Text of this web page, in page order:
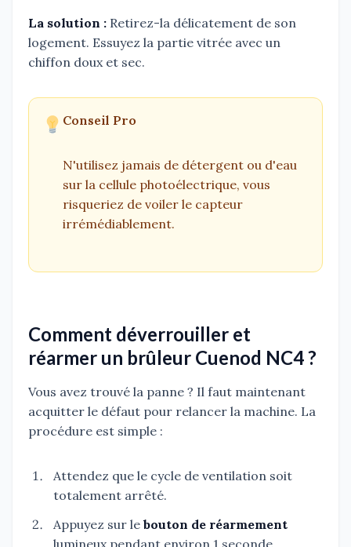
La solution : Retirez-la délicatement de son
logement. Essuyez la partie vitrée avec un
chiffon doux et sec.
Conseil Pro
N'utilisez jamais de détergent ou d'eau
sur la cellule photoélectrique, vous
risqueriez de voiler le capteur
irrémédiablement.
Comment déverrouiller et
réarmer un brûleur Cuenod NC4 ?
Vous avez trouvé la panne ? Il faut maintenant
acquitter le défaut pour relancer la machine. La
procédure est simple :
Attendez que le cycle de ventilation soit
totalement arrêté.
Appuyez sur le bouton de réarmement